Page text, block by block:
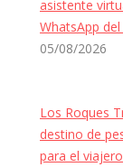
asistente
WhatsApp
05/08/2026
Los Roques
destino de
para el